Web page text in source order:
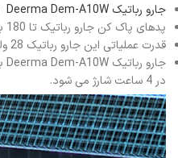
جارو رباتیک Deerma Dem-A10W
پدهای پاک کن جارو رباتیک تا 180 بار در دقیقه می تواند بچرخند.
قدرت عملیاتی این جارو رباتیک 28 ولت می باشد.
در 4 ساعت شارژ می شود.